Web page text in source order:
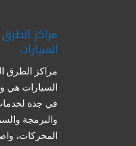
مراكز
السيارات
مراكز الطرق
السيارات هي
في جدة
والبرمجة
المحركات،